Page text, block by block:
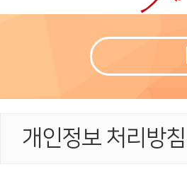
개인정보 처리방침